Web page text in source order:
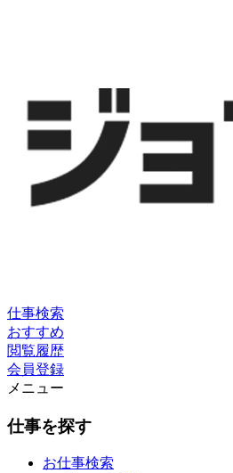
仕事検索
おすすめ
閲覧履歴
会員登録
メニュー
仕事を探す
お仕事検索